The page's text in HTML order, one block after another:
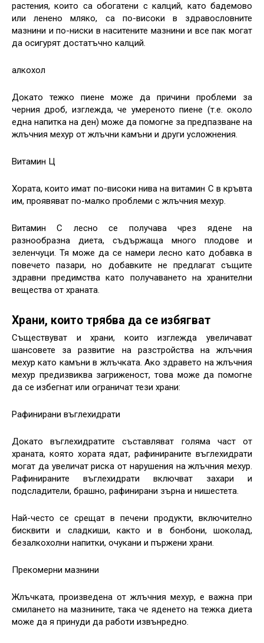
растения, които са обогатени с калций, като бадемово
или ленено мляко, са по-високи в здравословните
мазнини и по-ниски в наситените мазнини и все пак могат
да осигурят достатъчно калций.
алкохол
Докато тежко пиене може да причини проблеми за
черния дроб, изглежда, че умереното пиене (т.е. около
една напитка на ден) може да помогне за предпазване на
жлъчния мехур от жлъчни камъни и други усложнения.
Витамин Ц
Хората, които имат по-високи нива на витамин С в кръвта
им, проявяват по-малко проблеми с жлъчния мехур.
Витамин С лесно се получава чрез ядене на
разнообразна диета, съдържаща много плодове и
зеленчуци. Тя може да се намери лесно като добавка в
повечето пазари, но добавките не предлагат същите
здравни предимства като получаването на хранителни
вещества от храната.
Храни, които трябва да се избягват
Съществуват и храни, които изглежда увеличават
шансовете за развитие на разстройства на жлъчния
мехур като камъни в жлъчката. Ако здравето на жлъчния
мехур предизвиква загриженост, това може да помогне
да се избегнат или ограничат тези храни:
Рафинирани въглехидрати
Докато въглехидратите съставляват голяма част от
храната, която хората ядат, рафинираните въглехидрати
могат да увеличат риска от нарушения на жлъчния мехур.
Рафинираните въглехидрати включват захари и
подсладители, брашно, рафинирани зърна и нишестета.
Най-често се срещат в печени продукти, включително
бисквити и сладкиши, както и в бонбони, шоколад,
безалкохолни напитки, очукани и пържени храни.
Прекомерни мазнини
Жлъчката, произведена от жлъчния мехур, е важна при
смилането на мазнините, така че яденето на тежка диета
може да я принуди да работи извънредно.